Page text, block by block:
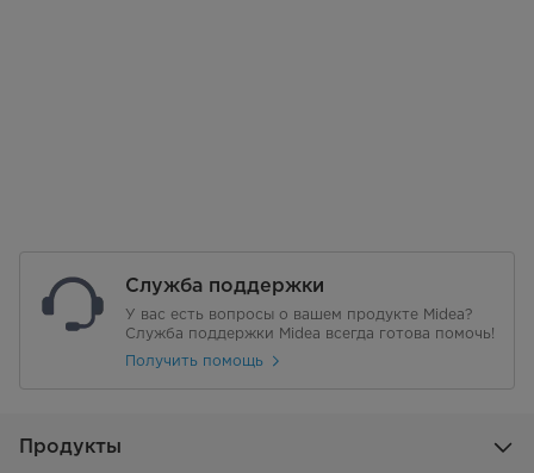
Служба поддержки
У вас есть вопросы о вашем продукте Midea?
Служба поддержки Midea всегда готова помочь!
Получить помощь
Продукты